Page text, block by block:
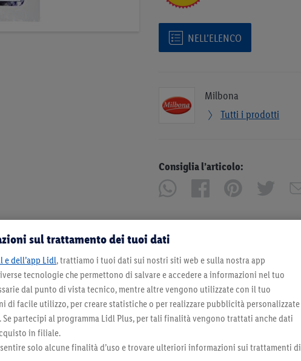
NELL’ELENCO
Milbona
Tutti i prodotti
Consiglia l’articolo:
sul trattamento dei tuoi dati
dell’app Lidl, trattiamo i tuoi dati sui nostri siti web e sulla nostra app
tecnologie che permettono di salvare e accedere a informazioni nel tuo
dal punto di vista tecnico, mentre altre vengono utilizzate con il tuo
di facile utilizzo, per creare statistiche o per realizzare pubblicità personalizzate
Se partecipi al programma Lidl Plus, per tali finalità vengono trattati anche dati
in filiale.
solo alcune finalità d’uso e trovare ulteriori informazioni sui trattamenti di